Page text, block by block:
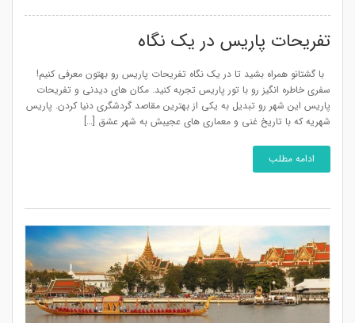
تفریحات پاریس در یک نگاه
با گشتانو همراه بشید تا در یک نگاه تفریحات پاریس رو بهتون معرفی کنیم!
سفری خاطره انگیز رو با تور پاریس تجربه کنید. مکان های دیدنی و تفریحات
پاریس این شهر رو تبدیل به یکی از بهترین مقاصد گردشگری دنیا کردن. پاریس
شهریه که با تاریخ غنی و معماری های عجیبش به شهر عشق […]
ادامه مطلب